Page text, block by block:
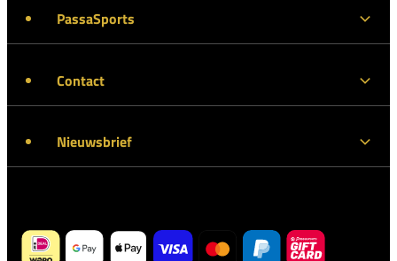
PassaSports
Contact
Nieuwsbrief